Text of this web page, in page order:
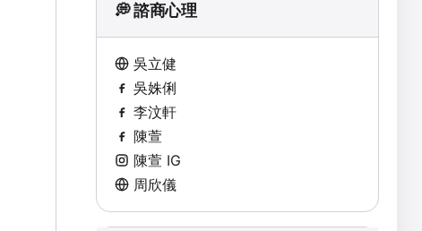
💭 諮商心理
吳立健
吳姝俐
李汶軒
陳萱
陳萱 IG
周欣儀